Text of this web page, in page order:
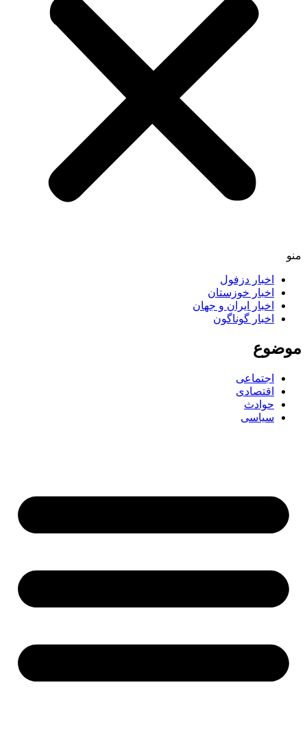
منو
اخبار دزفول
اخبار خوزستان
اخبار ایران و جهان
اخبار گوناگون
موضوع
اجتماعی
اقتصادی
حوادث
سیاسی